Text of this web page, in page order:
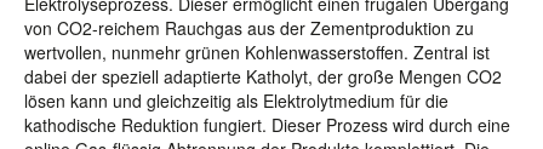
von CO2-reichem Rauchgas aus der Zementproduktion zu
wertvollen, nunmehr grünen Kohlenwasserstoffen. Zentral ist
dabei der speziell adaptierte Katholyt, der große Mengen CO2
lösen kann und gleichzeitig als Elektrolytmedium für die
kathodische Reduktion fungiert. Dieser Prozess wird durch eine